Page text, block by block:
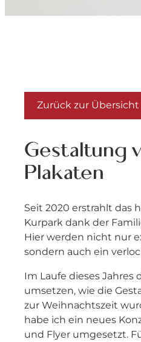
Zurück zur Übersicht
Gestaltung
Plakaten
Seit 2020 erstrahlt das
Kurpark dank der
Hier werden nicht nur
sondern auch ein
Im Laufe dieses
umsetzen, wie die
zur Weihnachtszeit
habe ich ein neues
und Flyer umgesetzt.